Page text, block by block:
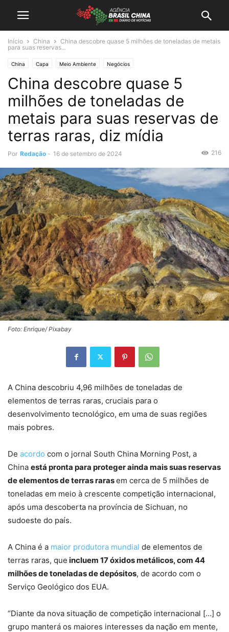
Início China
China descobre quase 5 milhões de toneladas de metais
para suas reservas...
China Capa Meio Ambiente Negócios
China descobre quase 5
milhões de toneladas de
metais para suas reservas de
terras raras, diz mídia
Por Redação - 16 de setembro de 2024 216
Foto: Enrique/ Pixabay
A China descobriu 4,96 milhões de toneladas de
elementos de terras raras, cruciais para o
desenvolvimento tecnológico, em uma de suas regiões
mais pobres.
De acordo com o jornal South China Morning Post, a
China está pronta para proteger ainda mais suas reservas
de elementos de terras rarasem cerca de 5 milhões de
toneladas em meio à crescente competição internacional,
após uma descoberta na província de Sichuan, no
sudoeste do país.
A China é a maior produtora mundial de elementos de
terras raras, que incluem 17 óxidos metálicos, com 44
milhões de toneladas de depósitos, de acordo com o
Serviço Geológico dos EUA.
“Diante da nova situação de competição internacional […] o
grupo manterá os maiores interesses da nação em mente,